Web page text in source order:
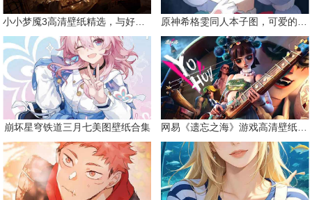
崩坏星穹铁道三月七美图壁纸合集 网易《遗忘之海》游戏高清壁纸精选